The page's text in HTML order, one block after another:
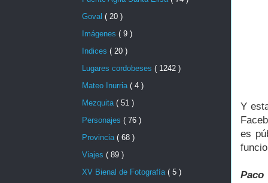
Y
es
Paco
Goval ( 20 )
Imágenes ( 9 )
Indices ( 20 )
Lugares cordobeses ( 1242 )
Mateo Inurria ( 4 )
Mezquita ( 51 )
Personajes ( 76 )
Provincia ( 68 )
Viajes ( 89 )
XV Bienal de Fotografía ( 5 )